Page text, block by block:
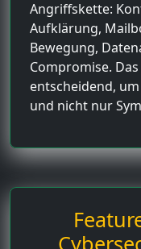
Angriffskette:
Aufklärung,
Bewegung,
Compromise.
entscheidend,
und nicht nur